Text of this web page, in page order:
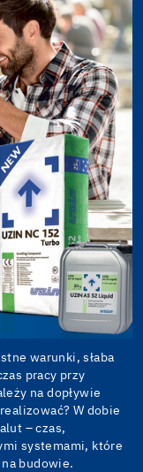
warunki, słaba
pracy przy
na dopływie
W dobie
– czas,
systemami, które
budowie.